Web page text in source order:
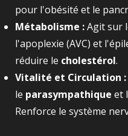
pour l'obésité et le
Métabolisme :Agit sur
l'apoplexie (AVC) et
réduire le cholestérol.
Vitalité et Circulation :
le parasympathique et
Renforce le système